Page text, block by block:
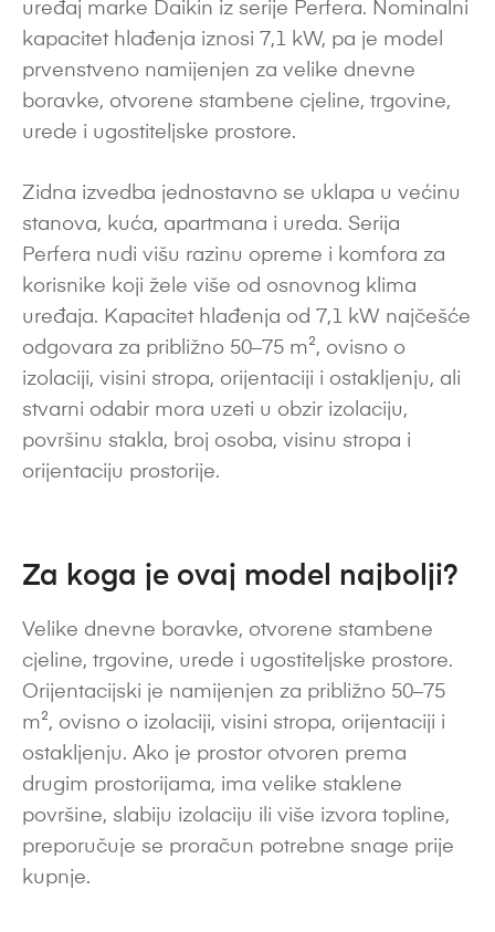
uređaj marke Daikin iz serije Perfera. Nominalni
kapacitet hlađenja iznosi 7,1 kW, pa je model
prvenstveno namijenjen za velike dnevne
boravke, otvorene stambene cjeline, trgovine,
urede i ugostiteljske prostore.
Zidna izvedba jednostavno se uklapa u većinu
stanova, kuća, apartmana i ureda. Serija
Perfera nudi višu razinu opreme i komfora za
korisnike koji žele više od osnovnog klima
uređaja. Kapacitet hlađenja od 7,1 kW najčešće
odgovara za približno 50–75 m², ovisno o
izolaciji, visini stropa, orijentaciji i ostakljenju, ali
stvarni odabir mora uzeti u obzir izolaciju,
površinu stakla, broj osoba, visinu stropa i
orijentaciju prostorije.
Za koga je ovaj model najbolji?
Velike dnevne boravke, otvorene stambene
cjeline, trgovine, urede i ugostiteljske prostore.
Orijentacijski je namijenjen za približno 50–75
m², ovisno o izolaciji, visini stropa, orijentaciji i
ostakljenju. Ako je prostor otvoren prema
drugim prostorijama, ima velike staklene
površine, slabiju izolaciju ili više izvora topline,
preporučuje se proračun potrebne snage prije
kupnje.